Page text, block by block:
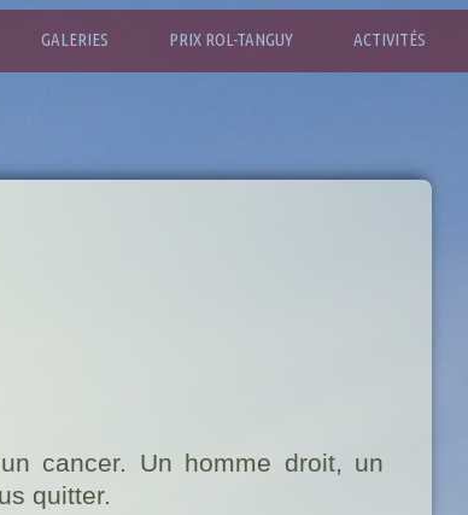
GALERIES PRIX ROL-TANGUY ACTIVITÉS
cancer. Un homme droit, un
quitter.